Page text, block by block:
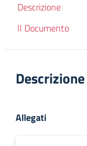
Descrizione
Il Documento
Descrizione
Allegati